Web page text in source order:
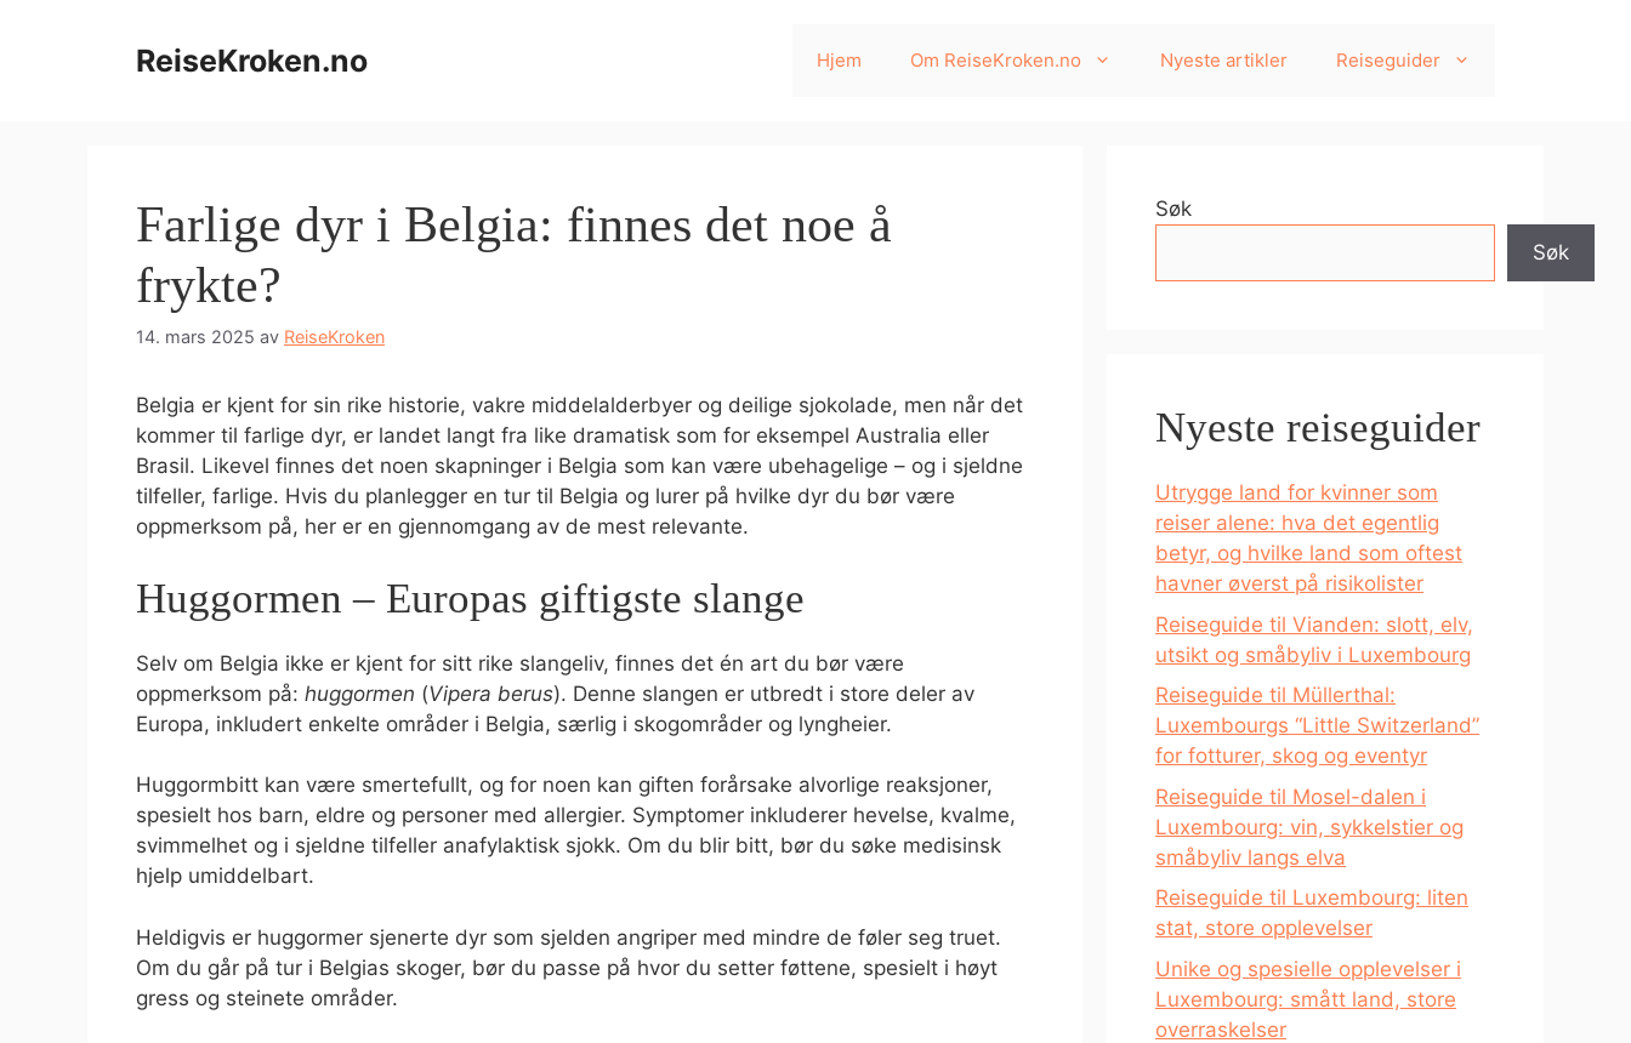
ReiseKroken.no Hjem Om ReiseKroken.no Nyeste artikler Reiseguider
Farlige dyr i Belgia: finnes det noe å
frykte?
14. mars 2025 av ReiseKroken
Belgia er kjent for sin rike historie, vakre middelalderbyer og deilige sjokolade, men når det
kommer til farlige dyr, er landet langt fra like dramatisk som for eksempel Australia eller
Brasil. Likevel finnes det noen skapninger i Belgia som kan være ubehagelige – og i sjeldne
tilfeller, farlige. Hvis du planlegger en tur til Belgia og lurer på hvilke dyr du bør være
oppmerksom på, her er en gjennomgang av de mest relevante.
Huggormen – Europas giftigste slange
Selv om Belgia ikke er kjent for sitt rike slangeliv, finnes det én art du bør være
oppmerksom på: huggormen (Vipera berus). Denne slangen er utbredt i store deler av
Europa, inkludert enkelte områder i Belgia, særlig i skogområder og lyngheier.
Huggormbitt kan være smertefullt, og for noen kan giften forårsake alvorlige reaksjoner,
spesielt hos barn, eldre og personer med allergier. Symptomer inkluderer hevelse, kvalme,
svimmelhet og i sjeldne tilfeller anafylaktisk sjokk. Om du blir bitt, bør du søke medisinsk
hjelp umiddelbart.
Heldigvis er huggormer sjenerte dyr som sjelden angriper med mindre de føler seg truet.
Om du går på tur i Belgias skoger, bør du passe på hvor du setter føttene, spesielt i høyt
gress og steinete områder.
Søk
Søk
Nyeste reiseguider
Utrygge land for kvinner som
reiser alene: hva det egentlig
betyr, og hvilke land som oftest
havner øverst på risikolister
Reiseguide til Vianden: slott, elv,
utsikt og småbyliv i Luxembourg
Reiseguide til Müllerthal:
Luxembourgs “Little Switzerland”
for fotturer, skog og eventyr
Reiseguide til Mosel-dalen i
Luxembourg: vin, sykkelstier og
småbyliv langs elva
Reiseguide til Luxembourg: liten
stat, store opplevelser
Unike og spesielle opplevelser i
Luxembourg: smått land, store
overraskelser